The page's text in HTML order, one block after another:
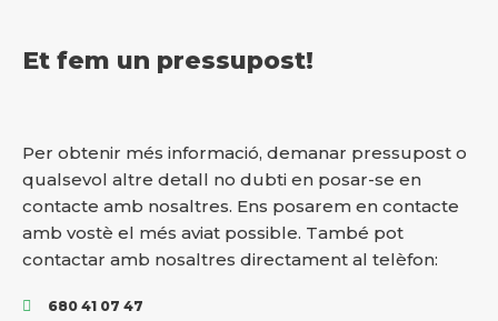
Et fem un pressupost!
Per obtenir més informació, demanar pressupost o
qualsevol altre detall no dubti en posar-se en
contacte amb nosaltres. Ens posarem en contacte
amb vostè el més aviat possible. També pot
contactar amb nosaltres directament al telèfon:
680 41 07 47